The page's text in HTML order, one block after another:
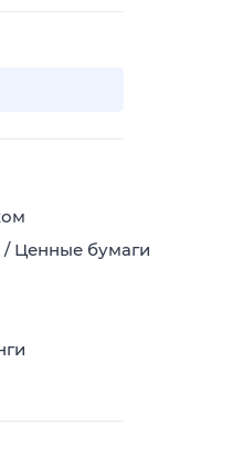
Ценные бумаги